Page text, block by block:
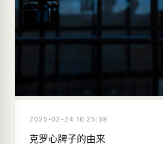
2025-02-24 16:25:38
克罗心牌子的由来